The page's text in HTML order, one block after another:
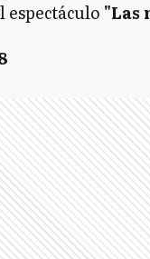
espectáculo "Las